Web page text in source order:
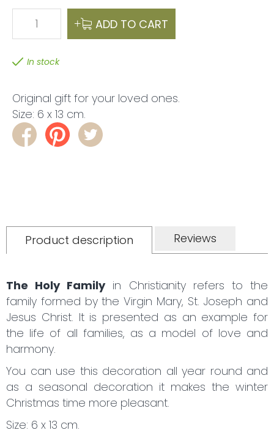
1 ADD TO CART
In stock
Original gift for your loved ones.
Size: 6 x 13 cm.
Product description Reviews
The Holy Familyin Christianity refers to the
family formed by the Virgin Mary, St. Joseph and
Jesus Christ. It is presented as an example for
the life of all families, as a model of love and
harmony.
You can use this decoration all year round and
as a seasonal decoration it makes the winter
Christmas time more pleasant.
Size: 6 x 13 cm.